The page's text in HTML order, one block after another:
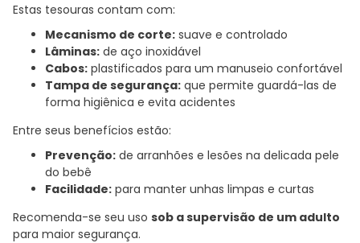
Estas tesouras contam com:
Mecanismo de corte: suave e controlado
Lâminas: de aço inoxidável
Cabos: plastificados para um manuseio confortável
Tampa de segurança: que permite guardá-las de
forma higiênica e evita acidentes
Entre seus benefícios estão:
Prevenção: de arranhões e lesões na delicada pele
do bebê
Facilidade: para manter unhas limpas e curtas
Recomenda-se seu uso sob a supervisão de um adulto
para maior segurança.